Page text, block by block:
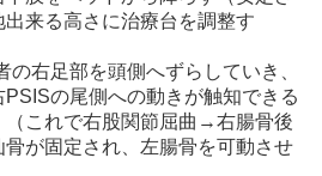
来る高さに治療台を調整す
の右足部を頭側へずらしていき、
の尾側への動きが触知できる
（これで右股関節屈曲→右腸骨後
が固定され、左腸骨を可動させ